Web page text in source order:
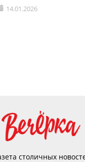
14.01.2026
столичных